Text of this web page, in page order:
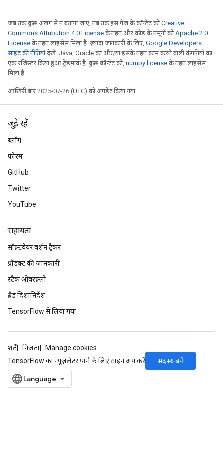
जब तक कुछ अलग से न बताया जाए, तब तक इस पेज के कॉन्टेंट कोCreative
Commons Attribution 4.0 License के तहत और कोड के नमूनों कोApache 2.0
License के तहत लाइसेंस मिला है. ज़्यादा जानकारी के लिए, Google Developers
साइट की नीतियांदेखें. Java, Oracle का और/या इसके तहत काम करने वाली कंपनियों का
एक रजिस्टर किया हुआ ट्रेडमार्क है. कुछ कॉन्टेंट को, numpy license के तहत लाइसेंस
मिला है.
आखिरी बार 2025-07-26 (UTC) को अपडेट किया गया.
जुड़े रहें
ब्लॉग
फ़ोरम
GitHub
Twitter
YouTube
सहायता
सॉफ़्टवेयर वर्शन ट्रैकर
प्रॉडक्ट की जानकारी
स्टैक ओवरफ़्लो
ब्रैंड दिशानिर्देश
TensorFlow से लिया गया
शर्तें निजता
Manage cookies
TensorFlow का न्यूज़लेटर पाने के लिए साइन अप करें
सदस्य बनें